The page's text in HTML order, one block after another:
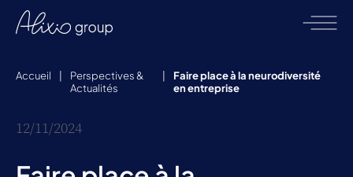
Accueil
Perspectives &
Actualités
Faire place à la neurodiversité
en entreprise
12/11/2024